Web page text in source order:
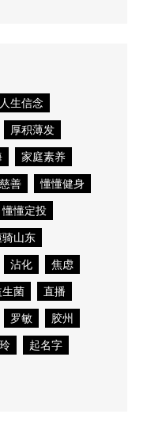
人生信念
厚积薄发
家庭素养
慈善
懂懂健身
懂懂定投
山东
沾化
焦虑
菌
直播
罗敏
胶州
起名字